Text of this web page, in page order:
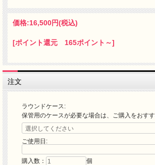
価格:16,500円(税込)
[ポイント還元 165ポイント～]
注文
ラウンドケース:
保管用のケースが必要な場合は、ご購入をおすす
ご使用日:
購入数： 個